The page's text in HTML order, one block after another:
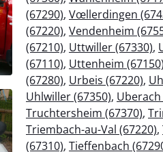
(67290), Vœllerdingen
(67220), Vendenheim
(67210), Uttwiller (67330),
(67110), Uttenheim (67150)
(67280), Urbeis (67220),
Uhlwiller (67350), Uberach
Truchtersheim (67370),
Triembach-au-Val (67220),
(67310), Tieffenbach